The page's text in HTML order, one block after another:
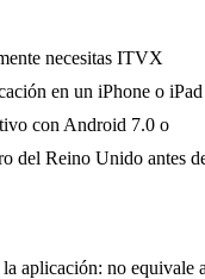
necesitas ITVX
en un iPhone o iPad
con Android 7.0 o
del Reino Unido antes
aplicación: no equivale